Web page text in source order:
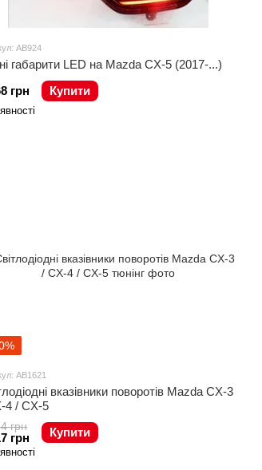
AB924
габарити LED на Mazda CX-5 (2017-...)
грн
Купити
AB1621
вказівники поворотів Mazda CX-3
4 / CX-5
грн
грн Купити